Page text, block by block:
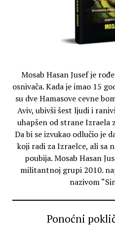
Mosab Hasan Jusef je
osnivača. Kada je imao 15
su dve Hamasove cevne
Aviv, ubivši šest ljudi i
uhapšen od strane Izraela
Da bi se izvukao odlučio je
koji radi za Izraelce, ali sa
poubija. Mosab Hasan
militantnoj grupi 2010.
nazivom
Ponoćni